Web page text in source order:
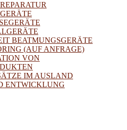
BEATMUNGSGERÄTE
(AUF ANFRAGE)
VON
IM AUSLAND
ENTWICKLUNG